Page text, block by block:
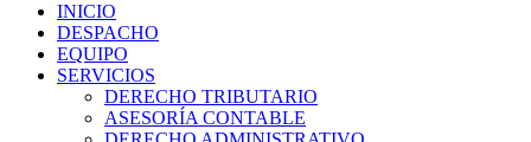
INICIO
DESPACHO
EQUIPO
SERVICIOS
DERECHO TRIBUTARIO
ASESORÍA CONTABLE